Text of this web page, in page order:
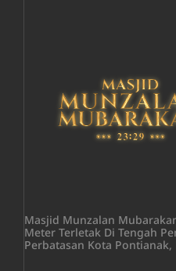
Masjid Munzalan
Meter Terletak Di Tengah
Perbatasan Kota